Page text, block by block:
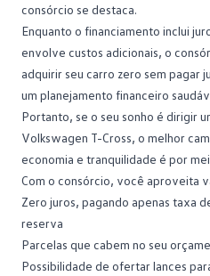
consórcio se destaca.
Enquanto o financiamento inclui
envolve custos adicionais, o
adquirir seu carro zero sem pagar
um planejamento financeiro
Portanto, se o seu sonho é dirigir
Volkswagen T-Cross, o melhor
economia e tranquilidade é por
Com o consórcio, você aproveita
Zero juros, pagando apenas taxa
reserva
Parcelas que cabem no seu
Possibilidade de ofertar lances